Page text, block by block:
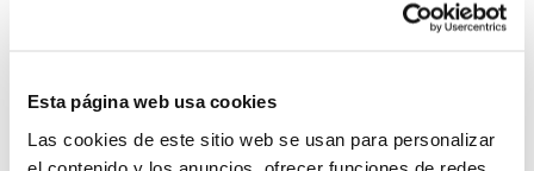
Esta página web usa cookies
Las cookies de este sitio web se usan para personalizar
el contenido y los anuncios, ofrecer funciones de redes
ENTRENADORES